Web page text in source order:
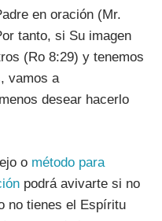
en oración (Mr.
tanto, si Su imagen
(Ro 8:29) y tenemos
vamos a
desear hacerlo
o método para
podrá avivarte si no
no tienes el Espíritu